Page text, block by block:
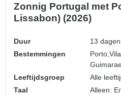
Zonnig Portugal met
Lissabon) (2026)
Duur
13 dagen
Bestemmingen
Porto,
Leeftijdsgroep
Alle
Taal
Alleen: